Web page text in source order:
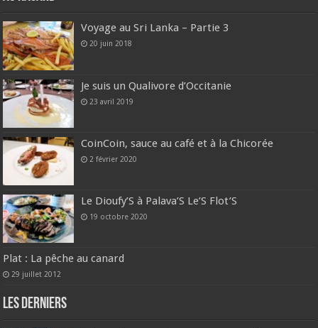
Voyage au Sri Lanka – Partie 3
20 juin 2018
Je suis un Qualivore d’Occitanie
23 avril 2019
CoinCoin, sauce au café et à la Chicorée
2 février 2020
Le Dioufy’S à Palava’S Le’S Flot’S
19 octobre 2020
Plat : La pêche au canard
29 juillet 2012
Les derniers